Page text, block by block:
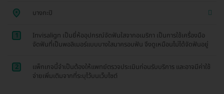
บางกะปิ
1
Invisalign เป็นยี่ห้ออุปกรณ์จัดฟันใสจากอเมริกา เป็นการใช้เครื่องมือ
จัดฟันที่เป็นพอลิเมอร์แบบบางใสมาครอบฟัน จึงดูเหมือนไม่ได้จัดฟันอยู่
2
แพ็กเกจนี้จำเป็นต้องให้แพทย์ตรวจประเมินก่อนรับบริการ และอาจมีค่าใช้
จ่ายเพิ่มเติมจากที่ระบุไว้บนเว็บไซต์